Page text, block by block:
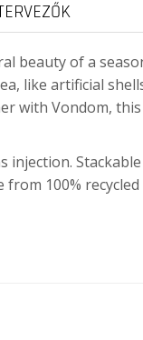
beauty of a
like artificial
with Vondom,
100%